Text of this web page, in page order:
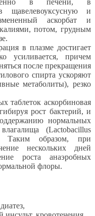
в печени, в
щавелевоуксусную и
аскорбат и
потом, грудным
в плазме достигает
усиливается, причем
после прекращения
спирта ускоряют
метаболиты), резко
таблеток аскорбиновая
рост бактерий, и
нормальных
(Lactobacillus
Таким образом, при
нескольких дней
роста анаэробных
флоры.